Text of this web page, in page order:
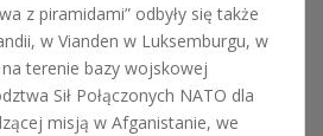
z piramidami” odbyły się także
w Vianden w Luksemburgu, w
terenie bazy wojskowej
Sił Połączonych NATO dla
misją w Afganistanie, we